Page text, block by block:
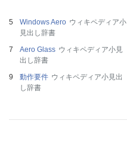
Windows Aero ウィキペディア小
見出し辞書
Aero Glass ウィキペディア小見
出し辞書
動作要件 ウィキペディア小見出
し辞書